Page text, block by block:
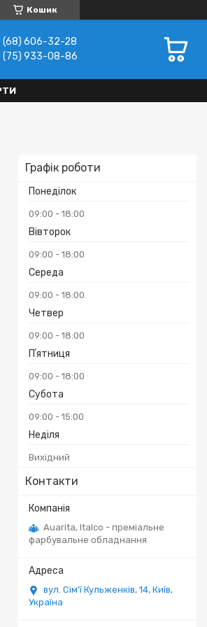
Кошик
(68) 606-32-28
(75) 933-08-86
Графік роботи
Понеділок
09:00 18:00
Вівторок
09:00 18:00
Середа
09:00 18:00
Четвер
09:00 18:00
Пʼятниця
09:00 18:00
Субота
09:00 15:00
Неділя
Вихідний
Контакти
Auarita, Italco - преміальне
фарбувальне обладнання
вул. Сім'ї Кульженків, 14, Київ,
Україна